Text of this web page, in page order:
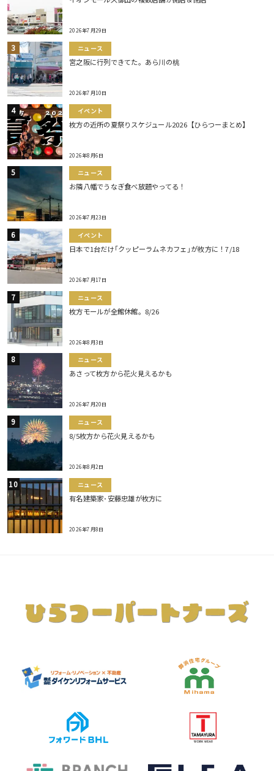
2026年7月29日
ニュース
宮之阪に行列できてた。あら川の桃
2026年7月10日
イベント
枚方の近所の夏祭りスケジュール2026【ひらつーまとめ】
2026年8月6日
ニュース
お隣八幡でうなぎ食べ放題やってる！
2026年7月23日
イベント
日本で1台だけ｢クッピーラムネカフェ｣が枚方に！7/18
2026年7月17日
ニュース
枚方モールが全館休館。8/26
2026年8月3日
ニュース
あさって枚方から花火見えるかも
2026年7月20日
ニュース
8/5枚方から花火見えるかも
2026年8月2日
ニュース
有名建築家･安藤忠雄が枚方に
2026年7月8日